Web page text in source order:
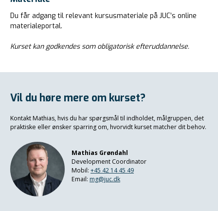
Du får adgang til relevant kursusmateriale på JUC’s online
materialeportal.
Kurset kan godkendes som obligatorisk efteruddannelse.
Vil du høre mere om kurset?
KontaktMathias, hvis du har spørgsmål til indholdet, målgruppen, det
praktiske eller ønsker sparring om, hvorvidt kurset matcher dit behov.
Mathias Grøndahl
Development Coordinator
Mobil: +45 42 14 45 49
Email: mg@juc.dk